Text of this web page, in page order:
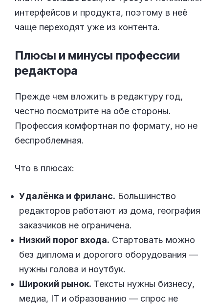
интерфейсов и продукта, поэтому в неё
чаще переходят уже из контента.
Плюсы и минусы профессии
редактора
Прежде чем вложить в редактуру год,
честно посмотрите на обе стороны.
Профессия комфортная по формату, но не
беспроблемная.
Что в плюсах:
Удалёнка и фриланс. Большинство
редакторов работают из дома, география
заказчиков не ограничена.
Низкий порог входа. Стартовать можно
без диплома и дорогого оборудования —
нужны голова и ноутбук.
Широкий рынок. Тексты нужны бизнесу,
медиа, IT и образованию — спрос не